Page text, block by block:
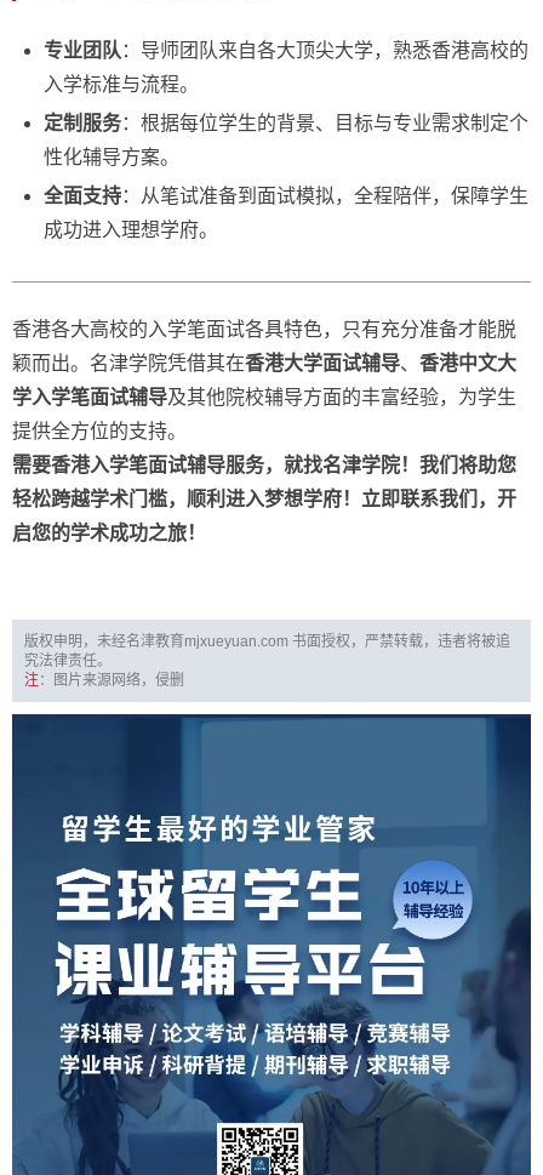
专业团队 ：导师团队来自各大顶尖大学，熟悉香港高校的
入学标准与流程。
定制服务：根据每位学生的背景、目标与专业需求制定个
性化辅导方案。
全面支持：从笔试准备到面试模拟，全程陪伴，保障学生
成功进入理想学府。
香港各大高校的入学笔面试各具特色，只有充分准备才能脱
颖而出。名津学院凭借其在香港大学面试辅导、 香港中文大
学入学笔面试辅导及其他院校辅导方面的丰富经验，为学生
提供全方位的支持。
需要香港入学笔面试辅导服务，就找名津学院！我们将助您
轻松跨越学术门槛，顺利进入梦想学府！立即联系我们，开
启您的学术成功之旅！
版权申明，未经名津教育mjxueyuan.com 书面授权，严禁转载，违者将被追
究法律责任。
注：图片来源网络，侵删